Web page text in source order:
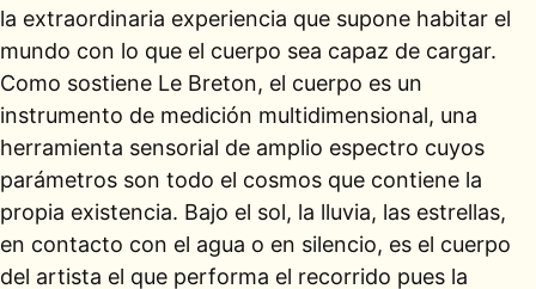
la extraordinaria experiencia que supone habitar el
mundo con lo que el cuerpo sea capaz de cargar.
Como sostiene Le Breton, el cuerpo es un
instrumento de medición multidimensional, una
herramienta sensorial de amplio espectro cuyos
parámetros son todo el cosmos que contiene la
propia existencia. Bajo el sol, la lluvia, las estrellas,
en contacto con el agua o en silencio, es el cuerpo
del artista el que performa el recorrido pues la